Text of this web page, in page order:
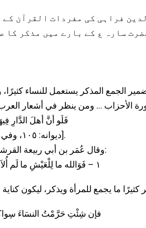
فراہی کی مفردات القرآن
سارہ ع کے بارے میں مذکر کا
الجمع المذكر يستعمل للنساء
فَلَو أنَّ أهلَ الدَّارِ
[ديوانه: ١٠٥، وفي الأصل: فلو كان، والتصحيح من الديوان].
وقال عُمَر بن أبي ربيعة القرشي، وقد جمع بين الخطابين كما في الآية:
١ – فَوَالله ما لِلْعَيْشِ ما لَم أُلاَقِكُمْ … وَما لِلْهَوَى إذْ ما تُزَارِينَ مِنْ طَعمِ
فإن شِئْتِ حَرَّمْتُ النسَاءَ